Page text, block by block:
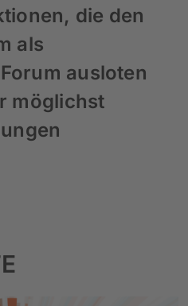
die den
als
ausloten
möglichst